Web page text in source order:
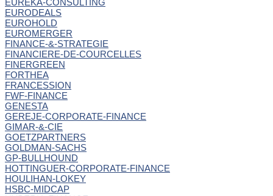
EURODEALS
EUROHOLD
EUROMERGER
FINANCE-&-STRATEGIE
FINANCIERE-DE-COURCELLES
FINERGREEN
FORTHEA
FRANCESSION
FWF-FINANCE
GENESTA
GEREJE-CORPORATE-FINANCE
GIMAR-&-CIE
GOETZPARTNERS
GOLDMAN-SACHS
GP-BULLHOUND
HOTTINGUER-CORPORATE-FINANCE
HOULIHAN-LOKEY
HSBC-MIDCAP